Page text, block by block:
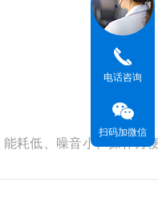
耗低、噪音小、操作方
电话咨询
扫码加微信